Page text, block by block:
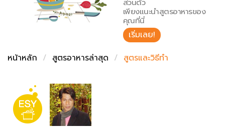
เปรียบเทียบน้ำหนักวัตถุดิบ
ส่วนตัว
เพียงแนะนำสูตรอาหารของ
คุณที่นี่
เริ่มเลย!
หน้าหลัก
สูตรอาหารล่าสุด สูตรและวิธีทำ